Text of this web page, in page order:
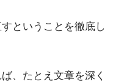
ということを徹底し
、たとえ文章を深く